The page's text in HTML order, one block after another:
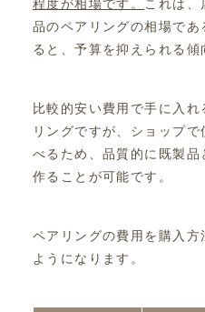
程度が相場です。 これは、
品のペアリングの相場で
ると、予算を抑えられる傾
比較的安い費用で手に入
リングですが、ショップ
べるため、品質的に既製
作ることが可能です。
ペアリングの費用を購入
ようになります。